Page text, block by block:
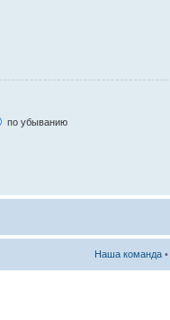
по убыванию
Наша команда •